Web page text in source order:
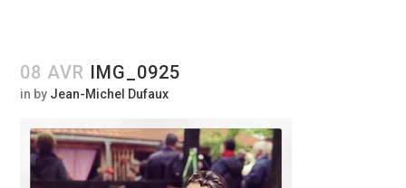
08 AVR IMG_0925
in by Jean-Michel Dufaux